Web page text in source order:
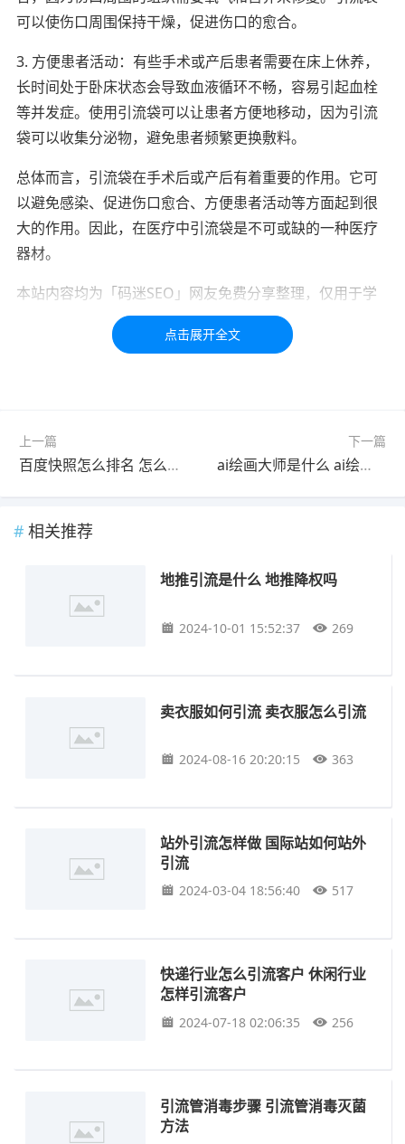
可以使伤口周围保持干燥，促进伤口的愈合。
3. 方便患者活动：有些手术或产后患者需要在床上休养，
长时间处于卧床状态会导致血液循环不畅，容易引起血栓
等并发症。使用引流袋可以让患者方便地移动，因为引流
袋可以收集分泌物，避免患者频繁更换敷料。
总体而言，引流袋在手术后或产后有着重要的作用。它可
以避免感染、促进伤口愈合、方便患者活动等方面起到很
大的作用。因此，在医疗中引流袋是不可或缺的一种医疗
器材。
本站内容均为「码迷SEO」网友免费分享整理，仅用于学
习交流，如有疑问，请联系我们48小时处理！！！！
上一篇
百度快照怎么排名 怎么排名进百度快照
下一篇
ai绘画大师是什么 ai绘画大师怎么画
相关推荐
地推引流是什么 地推降权吗
2024-10-01 15:52:37 269
卖衣服如何引流 卖衣服怎么引流
2024-08-16 20:20:15 363
站外引流怎样做 国际站如何站外
引流
2024-03-04 18:56:40 517
快递行业怎么引流客户 休闲行业
怎样引流客户
2024-07-18 02:06:35 256
引流管消毒步骤 引流管消毒灭菌
方法